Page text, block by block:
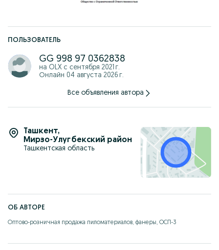
ПОЛЬЗОВАТЕЛЬ
GG 998 97 0362838
на OLX с сентября 2021 г.
Онлайн 04 августа 2026 г.
Все объявления автора
Ташкент,
Мирзо-Улугбекский район
Ташкентская область
ОБ АВТОРЕ
Оптово-розничная продажа пиломатериалов, фанеры, ОСП-3